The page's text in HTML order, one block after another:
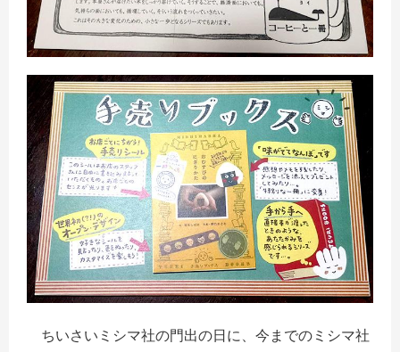
ちいさいミシマ社の門出の日に、今までのミシマ社